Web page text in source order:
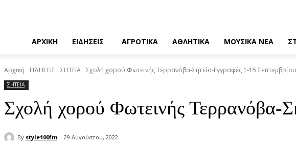
ΑΡΧΙΚΗ ΕΙΔΗΣΕΙΣ ΑΓΡΟΤΙΚΑ ΑΘΛΗΤΙΚΑ ΜΟΥΣΙΚΑ ΝΕΑ
Αρχική ΕΙΔΗΣΕΙΣ ΣΗΤΕΙΑ Σχολή χορού Φωτεινής Τερρανόβα-Σητεία-Εγγραφές 1-15 Σεπτεμβρίου
ΣΗΤΕΙΑ
Σχολή χορού Φωτεινής Τερρανόβα-
By style100fm 29 Αυγούστου, 2022